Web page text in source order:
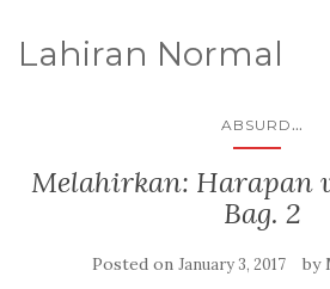
Lahiran Normal
ABSURD ...
Melahirkan: Harapan
Bag. 2
Posted on January 3, 2017 by